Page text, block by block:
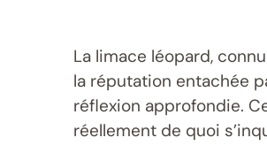
La limace léopard,
la réputation entachée
réflexion approfondie.
réellement de quoi